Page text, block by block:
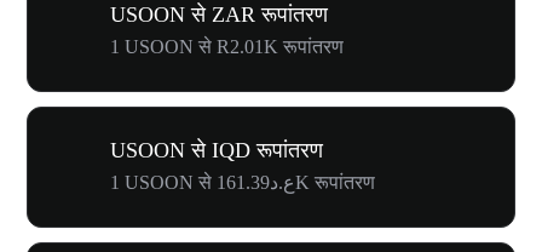
USOON से ZAR रूपांतरण
1 USOON से R2.01K रूपांतरण
USOON से IQD रूपांतरण
1 USOON से ع.د161.39K रूपांतरण